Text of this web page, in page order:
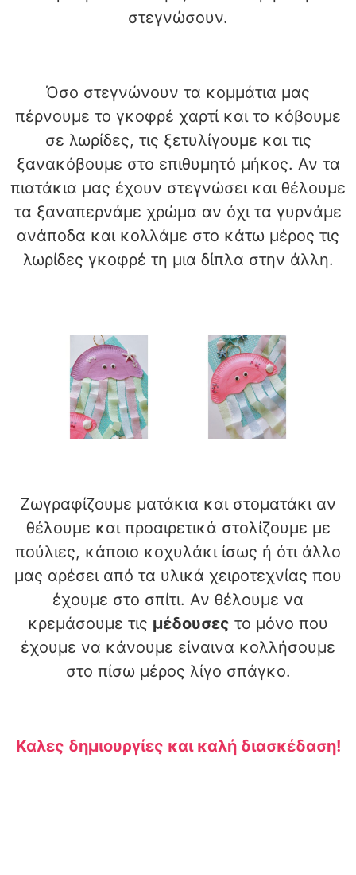
στεγνώσουν.
Όσο στεγνώνουν τα κομμάτια μας
πέρνουμε το γκοφρέ χαρτί και το κόβουμε
σε λωρίδες, τις ξετυλίγουμε και τις
ξανακόβουμε στο επιθυμητό μήκος. Αν τα
πιατάκια μας έχουν στεγνώσει και θέλουμε
τα ξαναπερνάμε χρώμα αν όχι τα γυρνάμε
ανάποδα και κολλάμε στο κάτω μέρος τις
λωρίδες γκοφρέ τη μια δίπλα στην άλλη.
Ζωγραφίζουμε ματάκια και στοματάκι αν
θέλουμε και προαιρετικά στολίζουμε με
πούλιες, κάποιο κοχυλάκι ίσως ή ότι άλλο
μας αρέσει από τα υλικά χειροτεχνίας που
έχουμε στο σπίτι. Αν θέλουμε να
κρεμάσουμε τις μέδουσες το μόνο που
έχουμε να κάνουμε είναινα κολλήσουμε
στο πίσω μέρος λίγο σπάγκο.
Καλες δημιουργίες και καλή διασκέδαση!